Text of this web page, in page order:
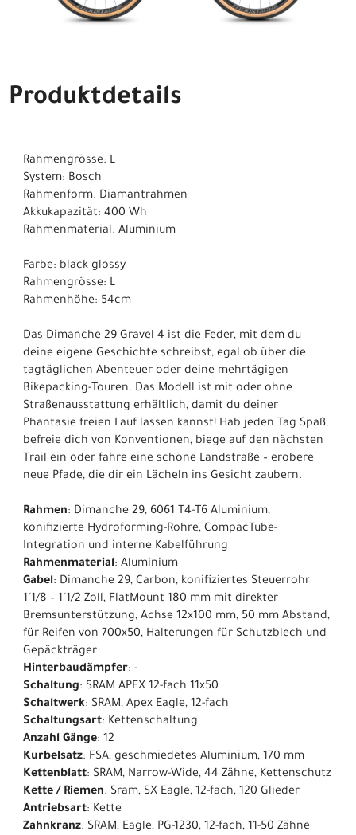
Produktdetails
Rahmengrösse: L
System: Bosch
Rahmenform: Diamantrahmen
Akkukapazität: 400 Wh
Rahmenmaterial: Aluminium
Farbe: black glossy
Rahmengrösse: L
Rahmenhöhe: 54cm
Das Dimanche 29 Gravel 4 ist die Feder, mit dem du
deine eigene Geschichte schreibst, egal ob über die
tagtäglichen Abenteuer oder deine mehrtägigen
Bikepacking-Touren. Das Modell ist mit oder ohne
Straßenausstattung erhältlich, damit du deiner
Phantasie freien Lauf lassen kannst! Hab jeden Tag Spaß,
befreie dich von Konventionen, biege auf den nächsten
Trail ein oder fahre eine schöne Landstraße – erobere
neue Pfade, die dir ein Lächeln ins Gesicht zaubern.
Rahmen: Dimanche 29, 6061 T4-T6 Aluminium,
konifizierte Hydroforming-Rohre, CompacTube-
Integration und interne Kabelführung
Rahmenmaterial: Aluminium
Gabel: Dimanche 29, Carbon, konifiziertes Steuerrohr
1"1/8 – 1"1/2 Zoll, FlatMount 180 mm mit direkter
Bremsunterstützung, Achse 12x100 mm, 50 mm Abstand,
für Reifen von 700x50, Halterungen für Schutzblech und
Gepäckträger
Hinterbaudämpfer: -
Schaltung: SRAM APEX 12-fach 11x50
Schaltwerk: SRAM, Apex Eagle, 12-fach
Schaltungsart: Kettenschaltung
Anzahl Gänge: 12
Kurbelsatz: FSA, geschmiedetes Aluminium, 170 mm
Kettenblatt: SRAM, Narrow-Wide, 44 Zähne, Kettenschutz
Kette / Riemen: Sram, SX Eagle, 12-fach, 120 Glieder
Antriebsart: Kette
Zahnkranz: SRAM, Eagle, PG-1230, 12-fach, 11-50 Zähne